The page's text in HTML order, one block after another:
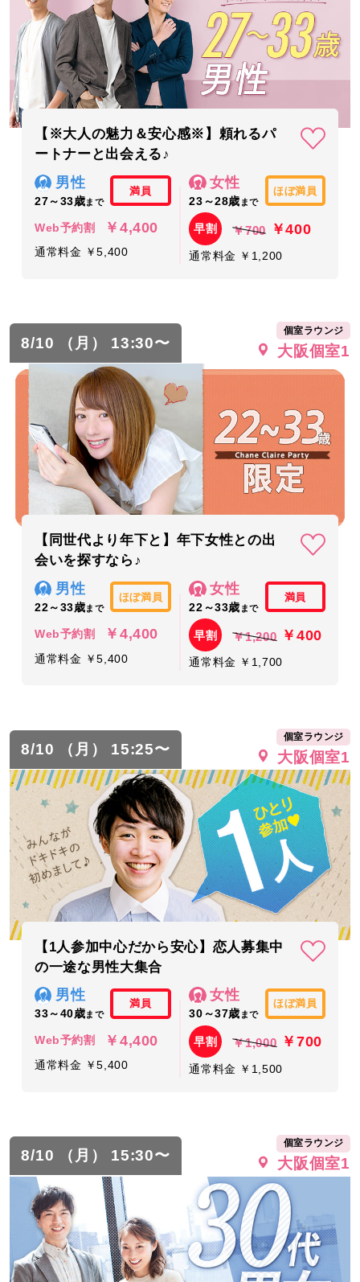
【※大人の魅力＆安心感※】頼れるパ
ートナーと出会える♪
男性
27～33歳まで
満員
Web予約割 ￥4,400
通常料金 ￥5,400
女性
23～28歳 まで
ほぼ満員
早割 ￥700 ￥400
通常料金 ￥1,200
8/10 （月） 13:30〜
個室ラウンジ
大阪個室1
【同世代より年下と】年下女性との出
会いを探すなら♪
男性
22～33歳まで
ほぼ満員
Web予約割 ￥4,400
通常料金 ￥5,400
女性
22～33歳 まで
満員
早割 ￥1,200 ￥400
通常料金 ￥1,700
8/10 （月） 15:25〜
個室ラウンジ
大阪個室1
【1人参加中心だから安心】恋人募集中
の一途な男性大集合
男性
33～40歳まで
満員
Web予約割 ￥4,400
通常料金 ￥5,400
女性
30～37歳 まで
ほぼ満員
早割 ￥1,000 ￥700
通常料金 ￥1,500
8/10 （月） 15:30〜
個室ラウンジ
大阪個室1